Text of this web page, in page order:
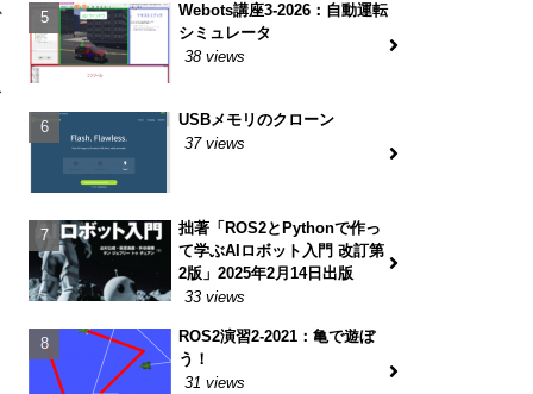
Webots講座3-2026：自動運転
シミュレータ
38 views
USBメモリのクローン
37 views
拙著「ROS2とPythonで作っ
て学ぶAIロボット入門 改訂第
2版」2025年2月14日出版
33 views
ROS2演習2-2021：亀で遊ぼ
う！
31 views